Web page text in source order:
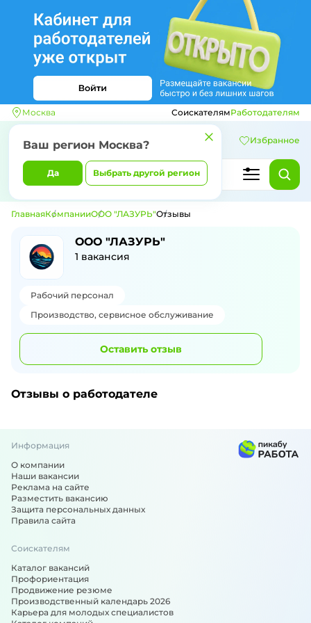
Москва
Ваш регион Москва?
Да Выбрать другой регион
СоискателямРаботодателям
Избранное
ГлавнаяКомпанииООО "ЛАЗУРЬ"Отзывы
Отзывы о компании ООО "ЛАЗУРЬ"
ООО "ЛАЗУРЬ"
1 вакансия
Рабочий персонал
Производство, сервисное обслуживание
Оставить отзыв
Отзывы о работодателе
Информация
О компании
Наши вакансии
Реклама на сайте
Разместить вакансию
Защита персональных данных
Правила сайта
Соискателям
Каталог вакансий
Профориентация
Продвижение резюме
Производственный календарь 2026
Карьера для молодых специалистов